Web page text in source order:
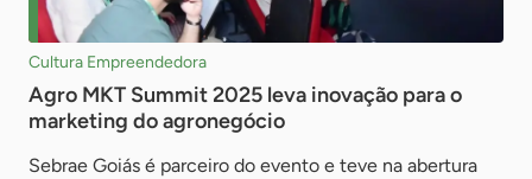
Cultura Empreendedora
Agro MKT Summit 2025 leva inovação para o
marketing do agronegócio
Sebrae Goiás é parceiro do evento e teve na abertura